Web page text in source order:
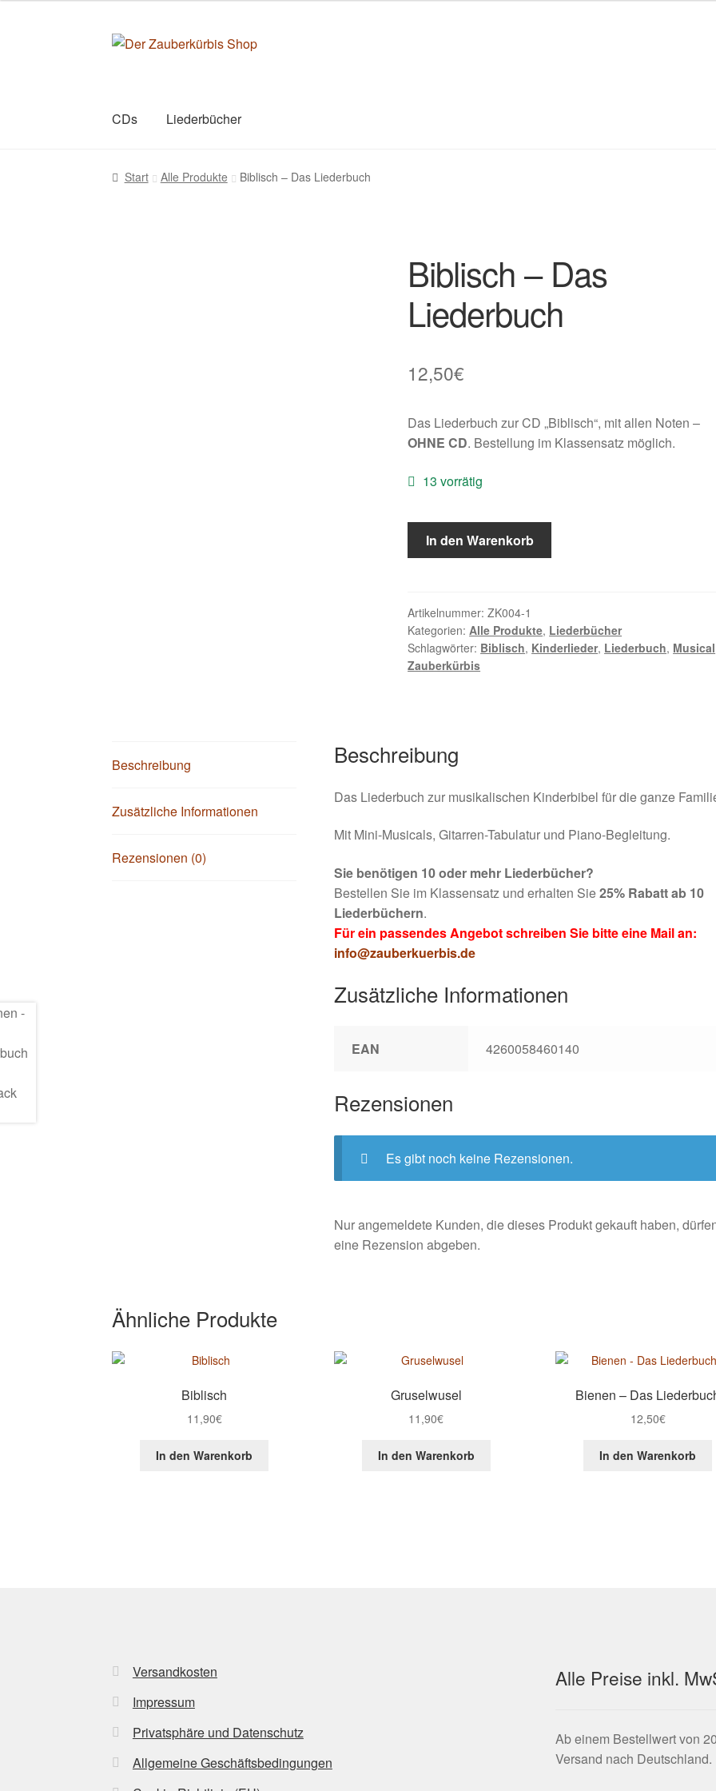
Zur
Zum
CDs
Liederbücher
Start Allgemeine Geschäftsbedingungen Cookie-Richtlinie (EU)
Start Alle Produkte Biblisch – Das Liederbuch
Biblisch – Das
Liederbuch
12,50€
Das Liederbuch zur CD „Biblisch“, mit allen Noten –
OHNE CD. Bestellung im Klassensatz möglich.
13 vorrätig
Biblisch
Menge
In den Warenkorb
Artikelnummer:ZK004-1
Kategorien:Alle Produkte, Liederbücher
Schlagwörter: Biblisch, Kinderlieder, Liederbuch, Musical
Zauberkürbis
Beschreibung
Zusätzliche Informationen
Rezensionen (0)
Beschreibung
Das Liederbuch zur musikalischen Kinderbibel für die ganze
Mit Mini-Musicals, Gitarren-Tabulatur und Piano-Begleitung.
Sie benötigen 10 oder mehr Liederbücher?
Bestellen Sie im Klassensatz und erhalten Sie25% Rabatt ab 10
Liederbüchern.
Für ein passendes Angebot schreiben Sie bitte eine Mail an:
info@zauberkuerbis.de
Zusätzliche Informationen
EAN 4260058460140
Rezensionen
Es gibt noch keine Rezensionen.
Nur angemeldete Kunden, die dieses Produkt gekauft haben,
eine Rezension abgeben.
Ähnliche Produkte
Biblisch
11,90€
In den Warenkorb
Gruselwusel
11,90€
In den Warenkorb
Bienen – Das
12,50€
In den Warenkorb
Versandkosten
Impressum
Privatsphäre und Datenschutz
Allgemeine Geschäftsbedingungen
Alle Preise inkl.
Ab einem Bestellwert von
Versand nach Deutschland.